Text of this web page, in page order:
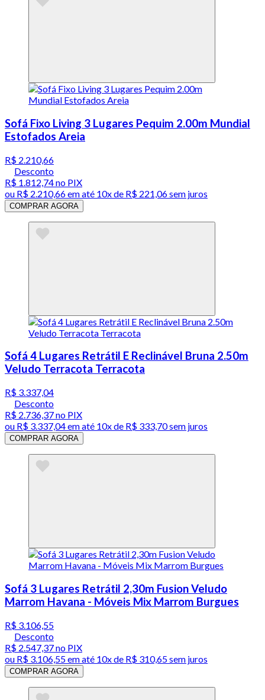
Sofá Fixo Living 3 Lugares Pequim 2.00m Mundial
Estofados Areia
R$ 2.210,66
Desconto
R$ 1.812,74no PIX
ou R$ 2.210,66em até 10x de R$ 221,06 sem juros
COMPRAR AGORA
Sofá 4 Lugares Retrátil E Reclinável Bruna 2.50m
Veludo Terracota Terracota
R$ 3.337,04
Desconto
R$ 2.736,37no PIX
ou R$ 3.337,04em até 10x de R$ 333,70 sem juros
COMPRAR AGORA
Sofá 3 Lugares Retrátil 2,30m Fusion Veludo
Marrom Havana - Móveis Mix Marrom Burgues
R$ 3.106,55
Desconto
R$ 2.547,37no PIX
ou R$ 3.106,55em até 10x de R$ 310,65 sem juros
COMPRAR AGORA